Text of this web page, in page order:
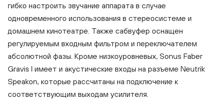
гибко настроить звучание аппарата в случае
одновременного использования в стереосистеме и
домашнем кинотеатре. Также сабвуфер оснащен
регулируемым входным фильтром и переключателем
абсолютной фазы. Кроме низкоуровневых, Sonus Faber
Gravis I имеет и акустические входы на разъеме Neutrik
Speakon, которые рассчитаны на подключение к
соответствующим выходам усилителя.